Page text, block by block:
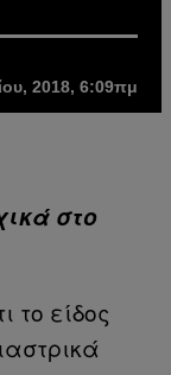
2018, 6:09πμ
στο
το είδος